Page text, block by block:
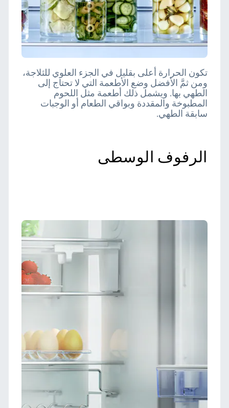
تكون الحرارة أعلى بقليل في الجزء العلوي للثلاجة،
ومن ثمَّ الأفضل وضع الأطعمة التي لا تحتاج إلى
الطهي بها. ويشمل ذلك أطعمة مثل اللحوم
المطبوخة والمقددة وبواقي الطعام أو الوجبات
سابقة الطهي.
الرفوف الوسطى